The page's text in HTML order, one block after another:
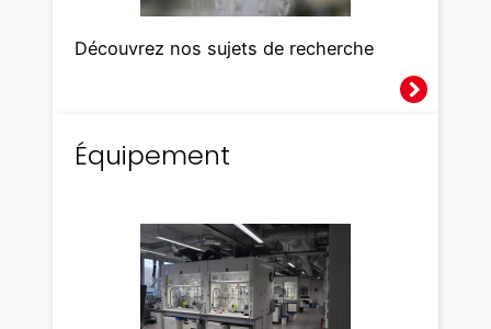
Découvrez nos sujets de recherche
Équipement